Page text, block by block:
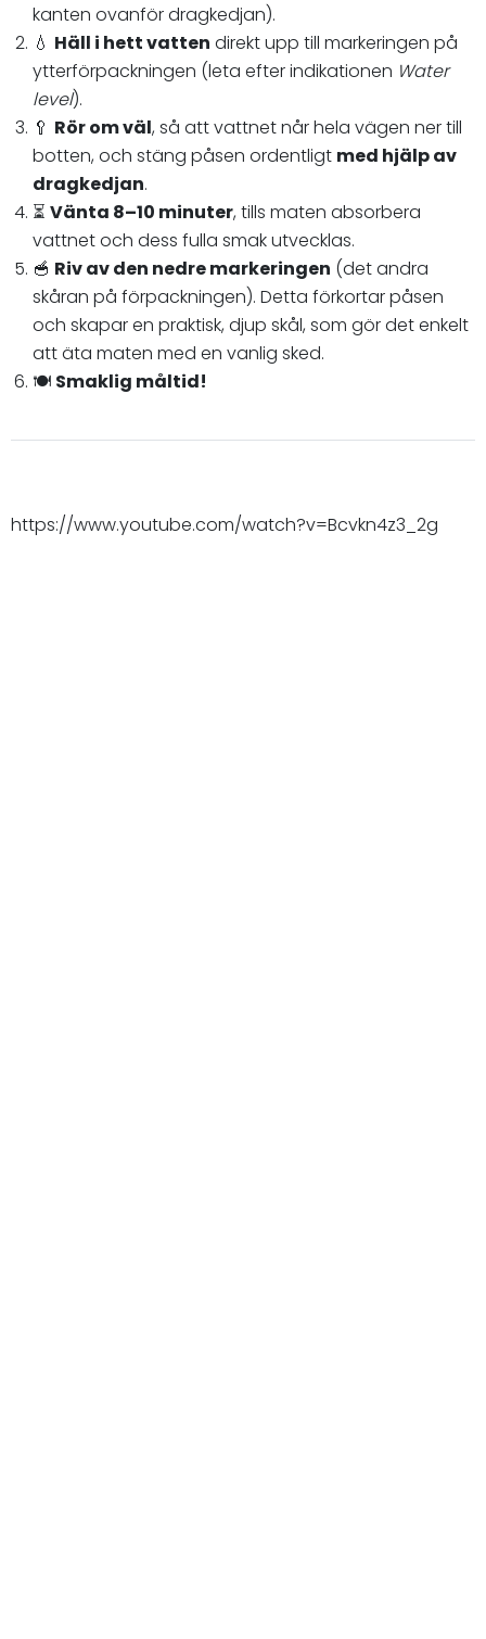
kanten ovanför dragkedjan).
💧 Häll i hett vatten direkt upp till markeringen på
ytterförpackningen (leta efter indikationen Water
level).
🥄 Rör om väl, så att vattnet når hela vägen ner till
botten, och stäng påsen ordentligt med hjälp av
dragkedjan.
⏳ Vänta 8–10 minuter, tills maten absorbera
vattnet och dess fulla smak utvecklas.
🥣 Riv av den nedre markeringen (det andra
skåran på förpackningen). Detta förkortar påsen
och skapar en praktisk, djup skål, som gör det enkelt
att äta maten med en vanlig sked.
🍽️ Smaklig måltid!
https://www.youtube.com/watch?v=Bcvkn4z3_2g